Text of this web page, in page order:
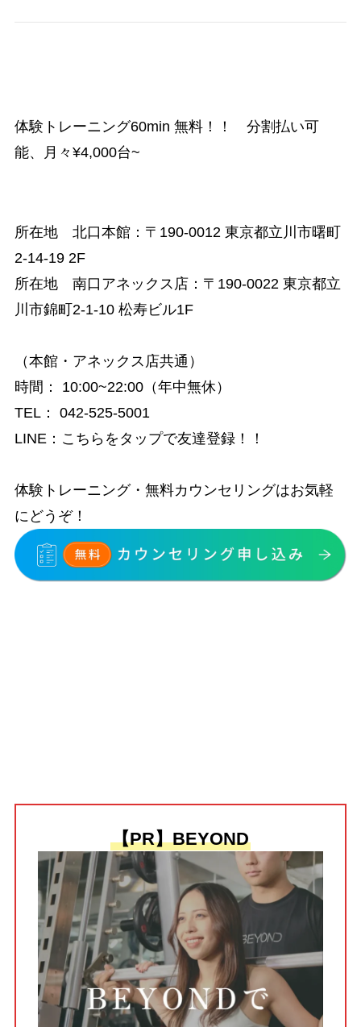
体験トレーニング60min 無料！！ 分割払い可
能、月々¥4,000台~
所在地 北口本館： 〒190-0012 東京都立川市曙町
2-14-19 2F
所在地 南口アネックス店： 〒190-0022 東京都立
川市錦町2-1-10 松寿ビル1F
（本館・アネックス店共通）
時間 ： 10:00~22:00（年中無休）
TEL： 042-525-5001
LINE： こちらをタップで友達登録！！
体験トレーニング・無料カウンセリングはお気軽
にどうぞ！
【PR】BEYOND